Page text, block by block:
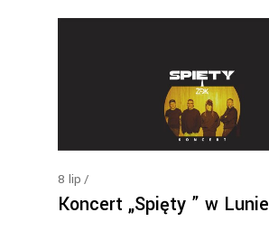
8 lip
Koncert „Spięty ” w Lunie